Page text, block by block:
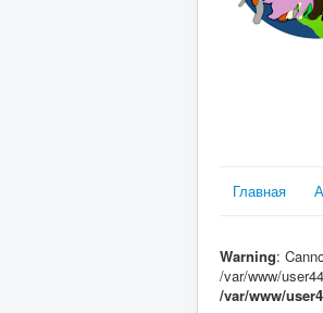
Главная
Warning:
/var/www/
/var/www/